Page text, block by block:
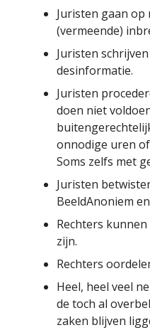
Juristen gaan op
(vermeende)
Juristen
desinformatie.
Juristen
doen niet
onnodige uren
Soms zelfs met
Juristen
BeeldAnoniem
Rechters
zijn.
Rechters
Heel, heel veel
de toch al
zaken blijven